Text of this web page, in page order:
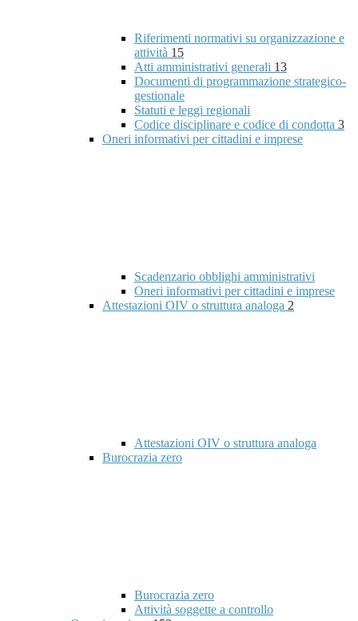
Riferimenti normativi su organizzazione e
attività 15
Atti amministrativi generali 13
Documenti di programmazione strategico-
gestionale
Statuti e leggi regionali
Codice disciplinare e codice di condotta 3
Oneri informativi per cittadini e imprese
Scadenzario obblighi amministrativi
Oneri informativi per cittadini e imprese
Attestazioni OIV o struttura analoga 2
Attestazioni OIV o struttura analoga
Burocrazia zero
Burocrazia zero
Attività soggette a controllo